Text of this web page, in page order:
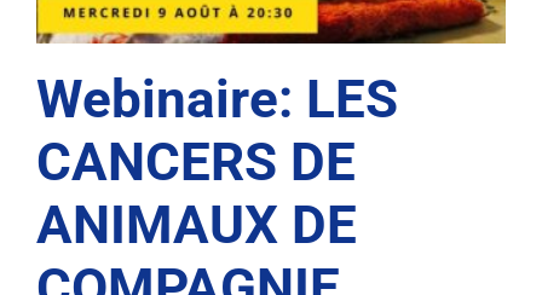
Webinaire: LES
CANCERS DE
ANIMAUX DE